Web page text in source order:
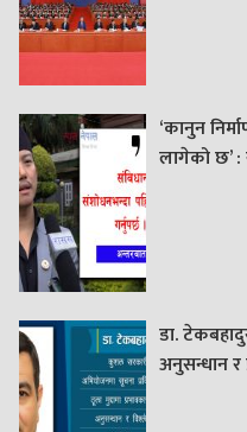
‘कानुन
लागेको छ’
डा.
अनुसन्धान र